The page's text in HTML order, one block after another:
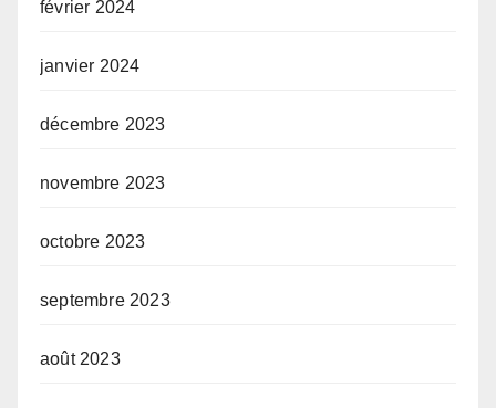
février 2024
janvier 2024
décembre 2023
novembre 2023
octobre 2023
septembre 2023
août 2023